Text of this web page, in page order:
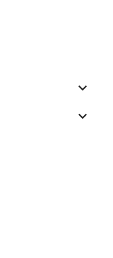

